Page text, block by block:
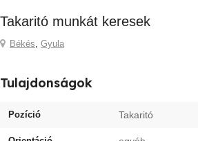
Takaritó munkát keresek
Békés, Gyula
Tulajdonságok
Pozíció Takaritó